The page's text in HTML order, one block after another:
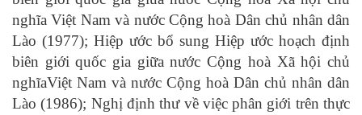
nghĩa Việt Nam và nước Cộng hoà Dân chủ nhân dân
Lào (1977); Hiệp ước bổ sung Hiệp ước hoạch định
biên giới quốc gia giữa nước Cộng hoà Xã hội chủ
nghĩaViệt Nam và nước Cộng hoà Dân chủ nhân dân
Lào (1986); Nghị định thư về việc phân giới trên thực